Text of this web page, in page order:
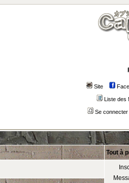
Site
Liste des
Se
Tout à